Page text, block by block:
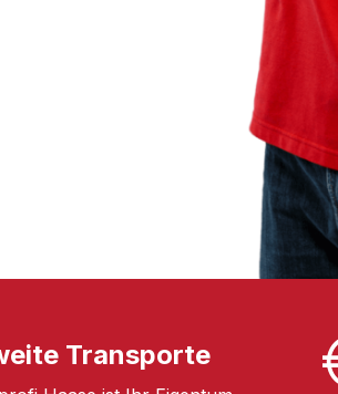
Transporte